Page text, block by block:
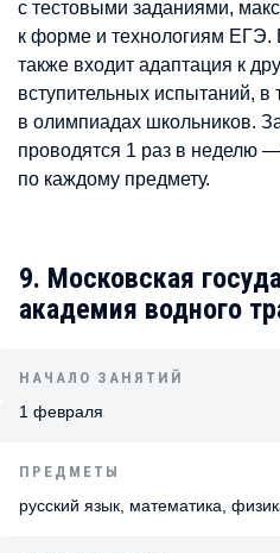
с тестовыми заданиями,
к форме и технологиям ЕГЭ.
также входит адаптация к
вступительных испытаний, в
в олимпиадах школьников.
проводятся 1 раз в неделю
по каждому предмету.
9. Московская
академия водного
НАЧАЛО ЗАНЯТИЙ
1 февраля
ПРЕДМЕТЫ
русский язык, математика,